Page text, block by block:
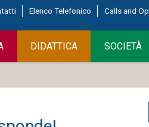
Elenco Telefonico Calls and
DIDATTICA SOCIETÀ